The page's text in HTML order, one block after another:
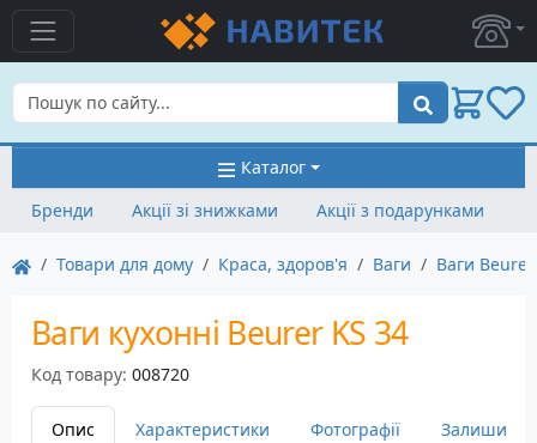
Пошук
Каталог
Бренди
Акції зі знижками Акції з подарунками
Товари для дому Краса, здоров'я Ваги Ваги Beurer
Ваги кухонні Beurer KS 34
Код товару: 008720
Опис Характеристики Фотографії Залишити